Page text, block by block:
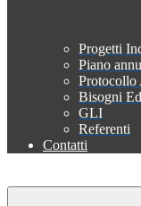
Progetti
Piano
Protocollo
Bisogni
GLI
Referenti
Contatti